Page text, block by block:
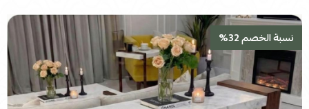
نسبة الخصم 32%